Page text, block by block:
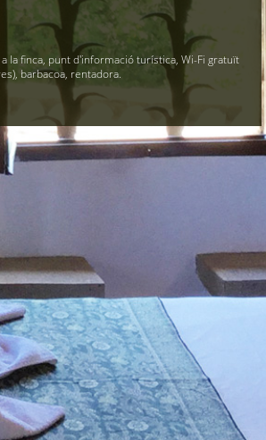
la finca, punt d'informació turística, Wi-Fi gratuït
barbacoa, rentadora.